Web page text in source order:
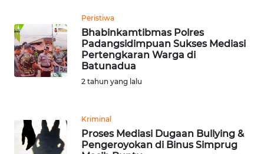
Peristiwa
Bhabinkamtibmas Polres
Padangsidimpuan Sukses Mediasi
Pertengkaran Warga di
Batunadua
2 tahun yang lalu
Kriminal
Proses Mediasi Dugaan Bullying &
Pengeroyokan di Binus Simprug
WN
BALI
WN
KALTENG